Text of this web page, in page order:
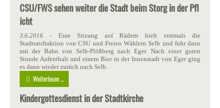
CSU/FWS sehen weiter die Stadt beim Storg in der Pfl
icht
3.6.2016 - Eine Sitzung auf Rädern hielt erstmals die
Stadtratsfraktion von CSU und Freien Wählern Selb und fuhr dazu
mit der Bahn von Selb-Plößberg nach Eger. Nach einer guten
Stunde Aufenthalt und einem Bier in der Innenstadt von Eger ging
es dann wieder zurück nach Selb.
Weiterlesen ...
Kindergottesdienst in der Stadtkirche